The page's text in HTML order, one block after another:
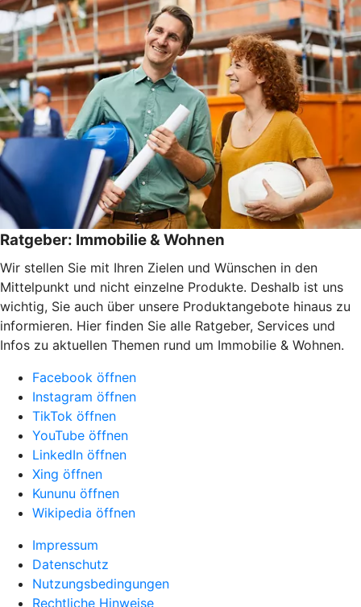
Ratgeber: Immobilie & Wohnen
Wir stellen Sie mit Ihren Zielen und Wünschen in den
Mittelpunkt und nicht einzelne Produkte. Deshalb ist uns
wichtig, Sie auch über unsere Produktangebote hinaus zu
informieren. Hier finden Sie alle Ratgeber, Services und
Infos zu aktuellen Themen rund um Immobilie & Wohnen.
Facebook öffnen
Instagram öffnen
TikTok öffnen
YouTube öffnen
LinkedIn öffnen
Xing öffnen
Kununu öffnen
Wikipedia öffnen
Impressum
Datenschutz
Nutzungsbedingungen
Rechtliche Hinweise